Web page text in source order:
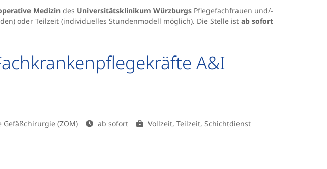
A&I
(ZOM) ab sofort
Vollzeit, Teilzeit, Schichtdienst
Medizin des Universitätsklinikum Würzburgs Pflegefachfrauen und/-
oder Teilzeit (individuelles Stundenmodell möglich). Die Stelle ist ab sofort